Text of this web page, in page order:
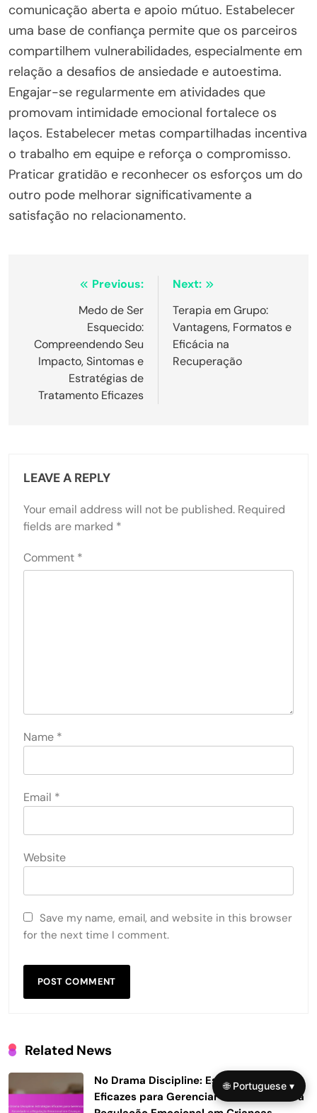
comunicação aberta e apoio mútuo. Estabelecer
uma base de confiança permite que os parceiros
compartilhem vulnerabilidades, especialmente em
relação a desafios de ansiedade e autoestima.
Engajar-se regularmente em atividades que
promovam intimidade emocional fortalece os
laços. Estabelecer metas compartilhadas incentiva
o trabalho em equipe e reforça o compromisso.
Praticar gratidão e reconhecer os esforços um do
outro pode melhorar significativamente a
satisfação no relacionamento.
navigation
Previous:
Medo de Ser
Esquecido:
Compreendendo Seu
Impacto, Sintomas e
Estratégias de
Tratamento Eficazes
Next:
Terapia em Grupo:
Vantagens, Formatos e
Eficácia na
Recuperação
LEAVE A REPLY
Your email address will not be published. Required
fields are marked *
Comment *
Name *
Email *
Website
Save my name, email, and website in this browser
for the next time I comment.
Related News
No Drama Discipline: Estratégias
Eficazes para Gerenciar a Ansiedade e a
🌐 Portuguese ▾